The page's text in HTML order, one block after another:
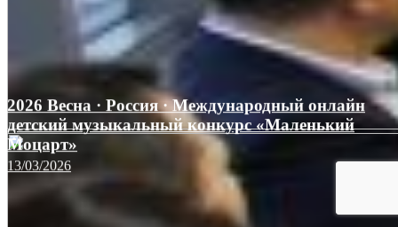
2026 Весна · Россия · Международный онлайн
детский музыкальный конкурс «Маленький
Моцарт»
13/03/2026